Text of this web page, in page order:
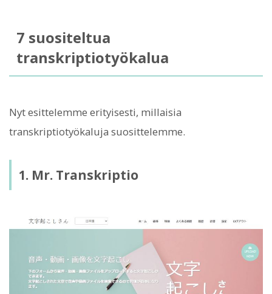
7 suositeltua
transkriptiotyökalua
Nyt esittelemme erityisesti, millaisia ​​
transkriptiotyökaluja suosittelemme.
1. Mr. Transkriptio